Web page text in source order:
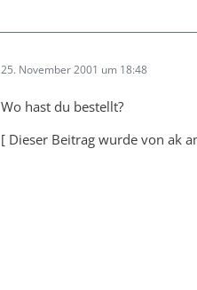
25. November 2001 um 18:48
Wo hast du bestellt?
[ Dieser Beitrag wurde von ak